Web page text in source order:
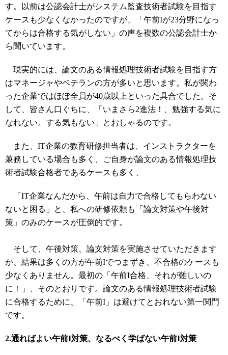
す。以前は公認会計士がシステム監査技術者試験を目指す
ケースも少なくなかったのですが、「午前Iが23分野になっ
てからは合格する気がしない」の声を複数の公認会計士か
ら聞いています。
現実的には、論文のある情報処理技術者試験を目指す方
はマネージャやベテランの方が多いと思います。私が関わ
った企業ではほぼ全員が40歳以上といった具合でした。そ
して、皆さん口ぐちに、「いまさら2進法！、勉強する気に
なれない。する気もない」とおしゃるのです。
また、IT企業の教育研修担当者は、インストラクターを
兼務している場合も多く、ご自身が論文のある情報処理技
術者試験合格者であるケースも多く、
「IT企業なんだから、午前は自力で合格してもらわない
ないと困る」と、私への研修依頼も「論文対策や午後対
策」のみのケースが圧倒的です。
そして、午後対策、論文対策を実施させていただきます
が、結果は多くの方が午前Iでつまずき、不合格のケースも
少なくありません。最初の「午前I合格、それが難しいの
に！」、そのとおりです。論文のある情報処理技術者試験
に合格するために、「午前I」は避けてとおれない第一関門
です。
2.通ればよい午前I対策、なるべく学ばない午前I対策